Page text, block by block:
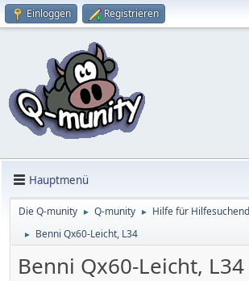
Einloggen Registrieren
Hauptmenü
Die Q-munity ► Q-munity ► Hilfe für
► Benni Qx60-Leicht, L34
Benni Qx60-Leicht, L34